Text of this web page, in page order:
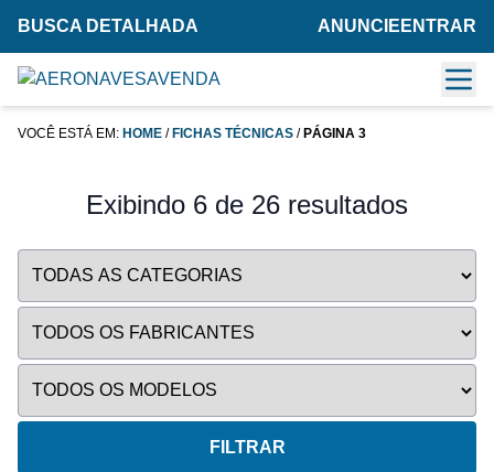
BUSCA DETALHADA ANUNCIE ENTRAR
VOCÊ ESTÁ EM: HOME / FICHAS TÉCNICAS / PÁGINA 3
Exibindo 6 de 26 resultados
FILTRAR